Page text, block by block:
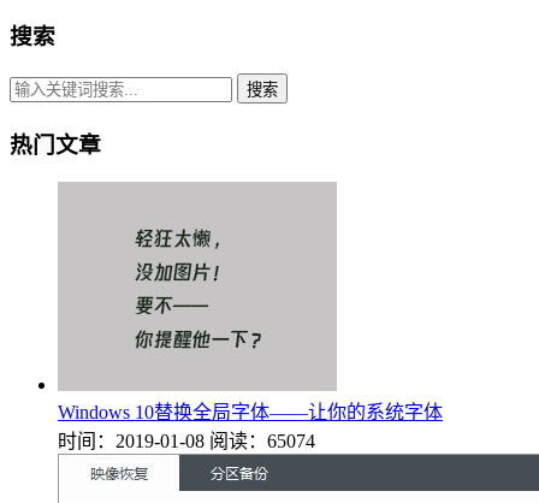
搜索
搜索
热门文章
Windows 10替换全局字体——让你的系统字体
时间：2019-01-08 阅读：65074